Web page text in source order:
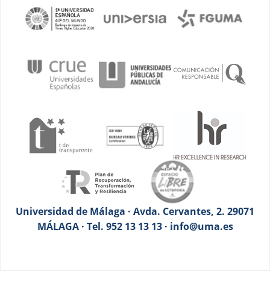
Universidad de Málaga · Avda. Cervantes, 2. 29071
MÁLAGA · Tel. 952 13 13 13 · info@uma.es